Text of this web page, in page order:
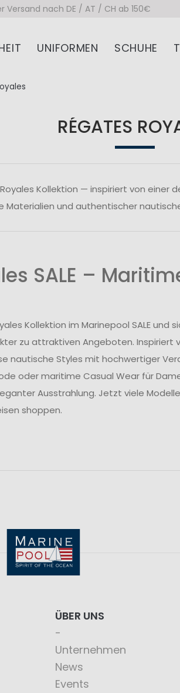
Versand nach DE / AT / CH ab 150€
UNIFORMEN SCHUHE
RÉGATES
Kollektion — inspiriert von einer
Materialien und authentischer
SALE –
Kollektion im Marinepool SALE
zu attraktiven Angeboten.
nautische Styles mit hochwertiger
oder maritime Casual Wear für
Ausstrahlung. Jetzt viele
shoppen.
ÜBER UNS
Unternehmen
News
Events